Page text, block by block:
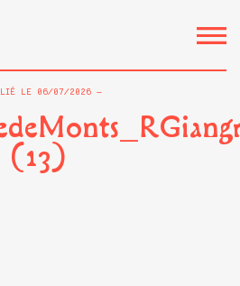
LE 06/07/2026
(13)